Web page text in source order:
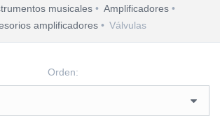
musicales
Amplificadores
amplificadores
Válvulas
Orden: